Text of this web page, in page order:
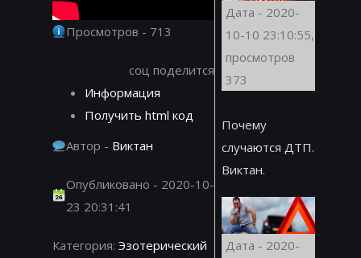
Просмотров - 713
соц поделится
Информация
Получить html код
Автор - Виктан
Опубликовано - 2020-10-
23 20:31:41
Категория: Эзотерический
Дата - 2020-
10-10 23:10:55,
просмотров
373
Почему
случаются ДТП.
Виктан.
Дата - 2020-